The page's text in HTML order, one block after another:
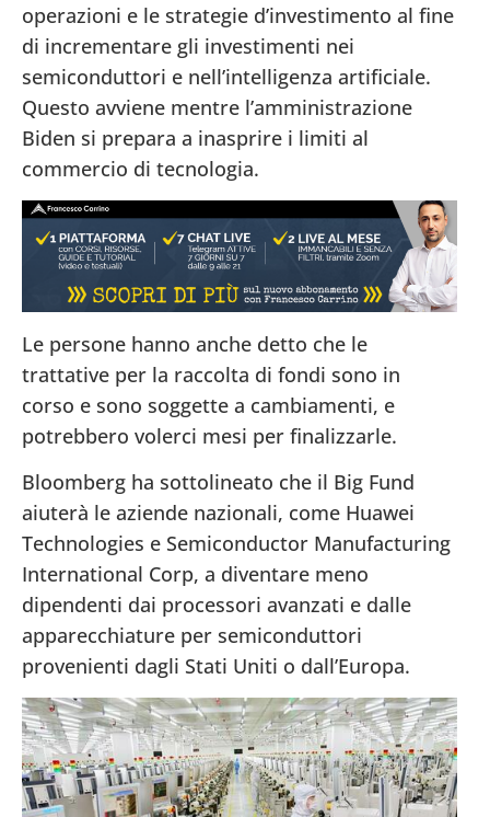
operazioni e le strategie d’investimento al fine
di incrementare gli investimenti nei
semiconduttori e nell’intelligenza artificiale.
Questo avviene mentre l’amministrazione
Biden si prepara a inasprire i limiti al
commercio di tecnologia.
Le persone hanno anche detto che le
trattative per la raccolta di fondi sono in
corso e sono soggette a cambiamenti, e
potrebbero volerci mesi per finalizzarle.
Bloomberg ha sottolineato che il Big Fund
aiuterà le aziende nazionali, come Huawei
Technologies e Semiconductor Manufacturing
International Corp, a diventare meno
dipendenti dai processori avanzati e dalle
apparecchiature per semiconduttori
provenienti dagli Stati Uniti o dall’Europa.